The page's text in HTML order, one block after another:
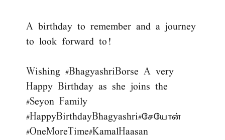
A birthday to remember and a journey
to look forward to!
Wishing #BhagyashriBorse A very
Happy Birthday as she joins the
#Seyon Family
#HappyBirthdayBhagyashri#சேயோன்
#OneMoreTime#KamalHaasan